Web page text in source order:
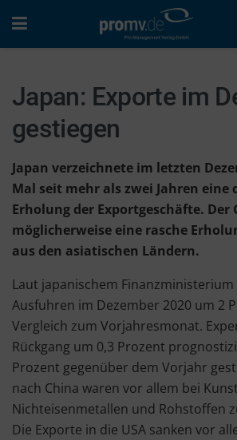
Japan: Exporte im
gestiegen
Japan verzeichnete im letzten
Mal seit mehr als zwei Jahren eine
Erholung der Exportgeschäfte. Der
möglicherweise eine rasche
aus den asiatischen Ländern.
Laut japanischem Finanzministerium
Ausfuhren im Dezember 2020 um 2
Vergleich zum Vorjahresmonat.
Rückgang um 0,3 Prozent
Prozent gegenüber dem Vorjahr
nach China waren vor allem bei
Nichteisenmetallen und Rohstoffen
Die Exporte in die USA sanken vor